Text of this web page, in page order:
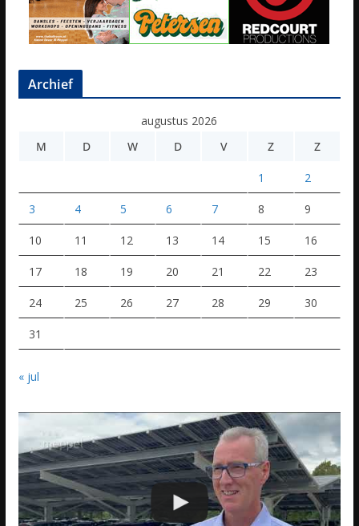
Archief
augustus 2026
M
D W D V Z Z
1 2
3 4 5 6 7 8 9
10 11 12 13 14 15 16
17 18 19 20 21 22 23
24 25 26 27 28 29 30
31
« jul